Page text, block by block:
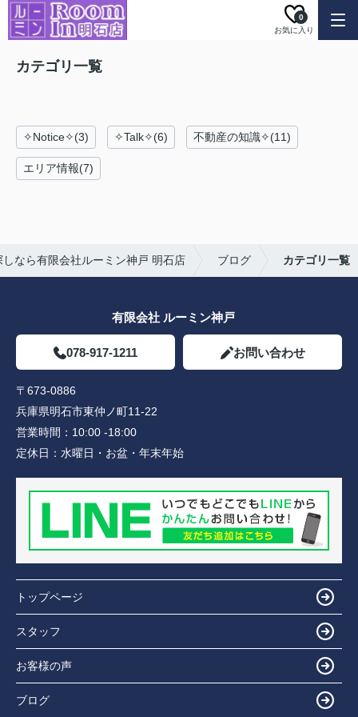
お気に入り
0
カテゴリ一覧
✧Notice✧(3) ✧Talk✧(6) 不動産の知識✧(11)
エリア情報(7)
なら有限会社ルーミン神戸 明石店 ブログ カテゴリ一覧
有限会社 ルーミン神戸
078-917-1211 お問い合わせ
〒673-0886
兵庫県明石市東仲ノ町11-22
営業時間： 10:00 -18:00
定休日： 水曜日・お盆・年末年始
トップページ
スタッフ
お客様の声
ブログ